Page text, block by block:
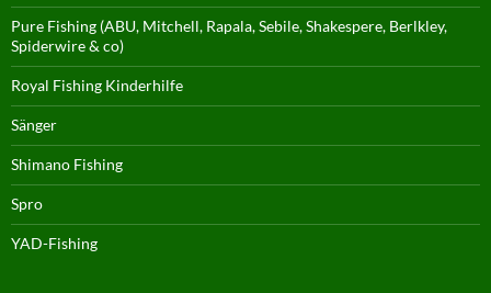
Pure Fishing (ABU, Mitchell, Rapala, Sebile, Shakespere, Berlkley,
Spiderwire & co)
Royal Fishing Kinderhilfe
Sänger
Shimano Fishing
Spro
YAD-Fishing